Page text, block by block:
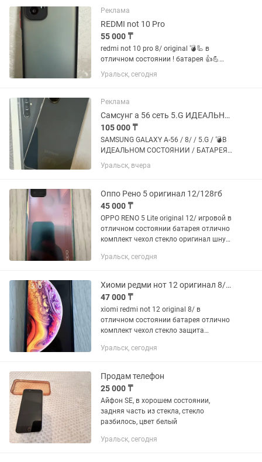
Реклама
REDMI not 10 Pro
55 000 ₸
redmi not 10 pro 8/ original 💣🦾 в
отличном состоянии ! батарея 👍💪
новый чехол стекло ! уральск аксай
доставка
Уральск, сегодня
Реклама
Самсунг а 56 сеть 5.G ИДЕАЛЬНЫЙ
105 000 ₸
SAMSUNG GALAXY A-56 / 8/ / 5.G / 💣В
ИДЕАЛЬНОМ СОСТОЯНИИ / БАТАРЕЯ
💪💪✅ Face ID ОТПЕЧАТОК ПАЛЬЦЕВ /
НОВЫЙ ЧЕХОЛ СТЕКЛО / ДОКУМЕНТ
Уральск, вчера
Оппо Рено 5 оригинал 12/128гб
45 000 ₸
OPPO RENO 5 Lite original 12/ игровой в
отличном состоянии батарея отлично
комплект чехол стекло оригинал шнур
Уральск, сегодня
Хиоми редми нот 12 оригинал 8/128
47 000 ₸
xiomi redmi not 12 original 8/ в
отличном состоянии батарея отлично
комплект чехол стекло защита
доставка
Уральск, сегодня
Продам телефон
25 000 ₸
Айфон SE, в хорошем состоянии,
задняя часть из стекла, стекло
разбилось, цвет белый
Уральск, сегодня